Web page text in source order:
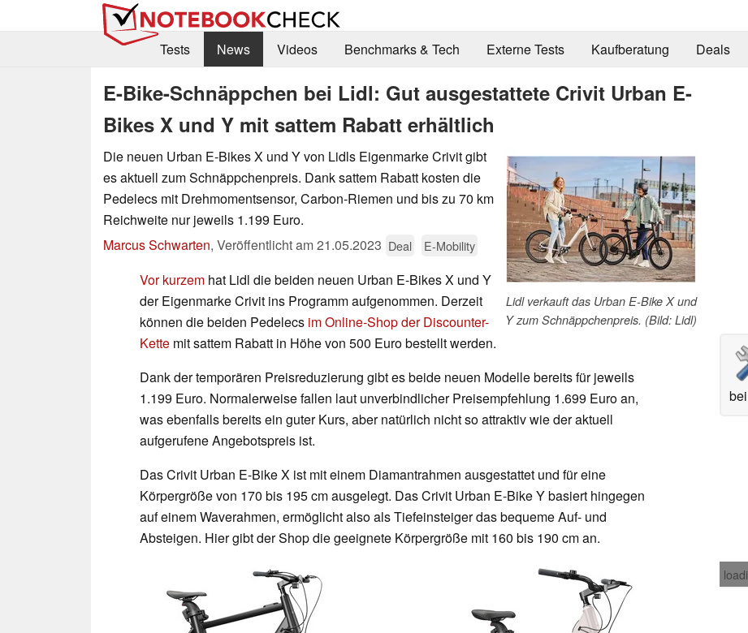
Tests
News Videos Benchmarks & Tech Externe Tests Kaufberatung Deals
E-Bike-Schnäppchen bei Lidl: Gut ausgestattete Crivit Urban E-
Bikes X und Y mit sattem Rabatt erhältlich
Lidl verkauft das Urban E-Bike X und
Y zum Schnäppchenpreis. (Bild: Lidl)
Die neuen Urban E-Bikes X und Y von Lidls Eigenmarke Crivit gibt
es aktuell zum Schnäppchenpreis. Dank sattem Rabatt kosten die
Pedelecs mit Drehmomentsensor, Carbon-Riemen und bis zu 70 km
Reichweite nur jeweils 1.199 Euro.
Marcus Schwarten, Veröffentlicht am21.05.2023 Deal E-Mobility
Vor kurzem hat Lidl die beiden neuen Urban E-Bikes X und Y
der Eigenmarke Crivit ins Programm aufgenommen. Derzeit
können die beiden Pedelecs im Online-Shop der Discounter-
Kette mit sattem Rabatt in Höhe von 500 Euro bestellt werden.
Dank der temporären Preisreduzierung gibt es beide neuen Modelle bereits für jeweils
1.199 Euro. Normalerweise fallen laut unverbindlicher Preisempfehlung 1.699 Euro an,
was ebenfalls bereits ein guter Kurs, aber natürlich nicht so attraktiv wie der aktuell
aufgerufene Angebotspreis ist.
Das Crivit Urban E-Bike X ist mit einem Diamantrahmen ausgestattet und für eine
Körpergröße von 170 bis 195 cm ausgelegt. Das Crivit Urban E-Bike Y basiert hingegen
auf einem Waverahmen, ermöglicht also als Tiefeinsteiger das bequeme Auf- und
Absteigen. Hier gibt der Shop die geeignete Körpergröße mit 160 bis 190 cm an.